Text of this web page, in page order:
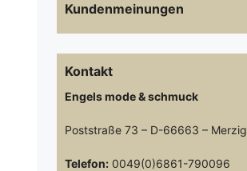
Kundenmeinungen
Kontakt
Engels mode & schmuck
Poststraße 73 – D-66663 – Merzig
Telefon: 0049(0)6861-790096